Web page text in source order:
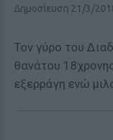
Δημοσίευση 21/3/
Τον γύρο του
θανάτου
εξερράγη ενώ